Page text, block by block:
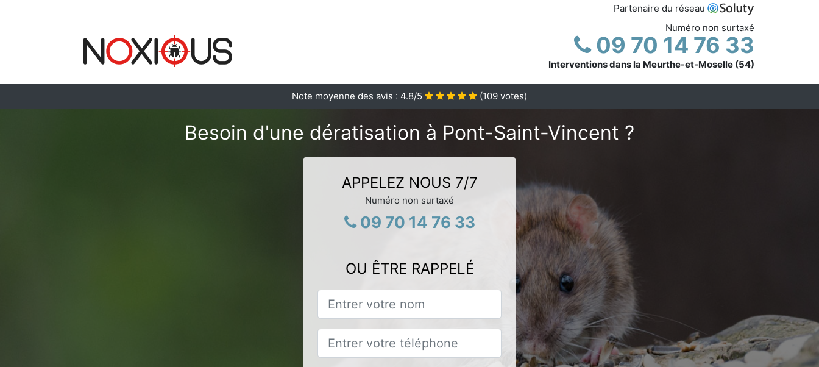
Partenaire du réseau
Numéro non surtaxé
09 70 14 76 33
Interventions dans la Meurthe-et-Moselle (54)
Note moyenne des avis : 4.8/5 (109 votes)
Besoin d'une dératisation à Pont-Saint-Vincent ?
APPELEZ NOUS 7/7
Numéro non surtaxé
09 70 14 76 33
OU ÊTRE RAPPELÉ